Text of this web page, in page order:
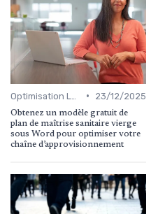
• 23/12/2025
Obtenez un modèle gratuit de
plan de maîtrise sanitaire vierge
sous Word pour optimiser votre
chaîne d’approvisionnement